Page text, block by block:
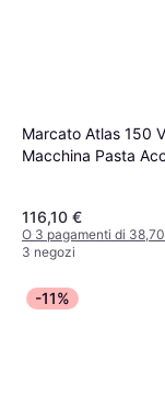
Marcato Atlas 150
Macchina Pasta
116,10 €
O 3 pagamenti di
3 negozi
-11%